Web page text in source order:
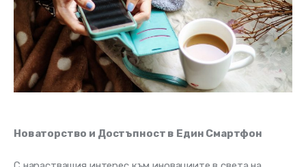
Новаторство и Достъпност в Един Смартфон